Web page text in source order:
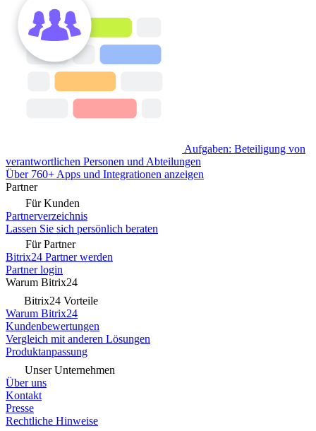
Aufgaben: Beteiligung von
verantwortlichen Personen und Abteilungen
Über 760+ Apps und Integrationen anzeigen
Partner
Für Kunden
Partnerverzeichnis
Lassen Sie sich persönlich beraten
Für Partner
Bitrix24 Partner werden
Partner login
Warum Bitrix24
Bitrix24 Vorteile
Warum Bitrix24
Kundenbewertungen
Vergleich mit anderen Lösungen
Produktanpassung
Unser Unternehmen
Über uns
Kontakt
Presse
Rechtliche Hinweise